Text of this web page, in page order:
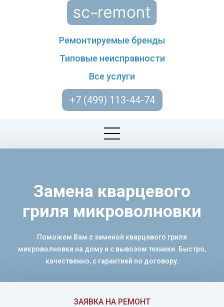
Ремонтируемые бренды
Типовые неисправности
Все услуги
+7 (499) 113-44-74
ЗАЯВКА НА РЕМОНТ
Замена кварцевого
гриля микроволновки
Поможем Вам с заменой кварцевого гриля
микроволновки на дому и с вывозом техники. Быстро,
качественно, с гарантией по договору.